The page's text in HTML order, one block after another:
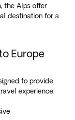
the Alps offer
destination for a
Europe
to provide
experience.